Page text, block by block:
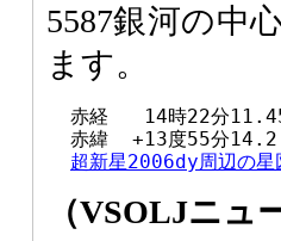
5587銀河の中
ます。
赤経   14時22分
赤緯  +13度55分14.2
超新星2006dy周辺の星
（VSOLJニュ